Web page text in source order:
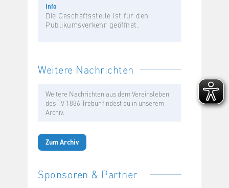
Info
Die Geschäftsstelle ist für den
Publikumsverkehr geöffnet.
Weitere Nachrichten
Weitere Nachrichten aus dem Vereinsleben
des TV 1886 Trebur findest du in unserem
Archiv.
Zum Archiv
Sponsoren & Partner